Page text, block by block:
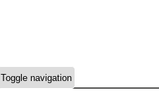
Toggle navigation